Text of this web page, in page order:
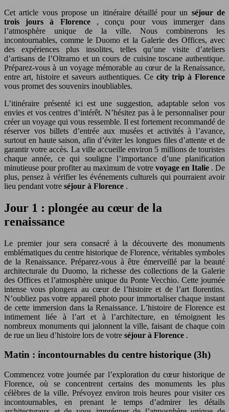
Cet article vous propose un itinéraire détaillé pour un séjour de
trois jours à Florence , conçu pour vous immerger dans
l’atmosphère unique de la ville. Nous combinerons les
incontournables, comme le Duomo et la Galerie des Offices, avec
des expériences plus insolites, telles qu’une visite d’ateliers
d’artisans de l’Oltrarno et un cours de cuisine toscane authentique.
Préparez-vous à un voyage mémorable au cœur de la Renaissance,
entre art, histoire et saveurs authentiques. Ce city trip à Florence
vous promet des souvenirs inoubliables.
L’itinéraire présenté ici est une suggestion, adaptable selon vos
envies et vos centres d’intérêt. N’hésitez pas à le personnaliser pour
créer un voyage qui vous ressemble. Il est fortement recommandé de
réserver vos billets d’entrée aux musées et activités à l’avance,
surtout en haute saison, afin d’éviter les longues files d’attente et de
garantir votre accès. La ville accueille environ 5 millions de touristes
chaque année, ce qui souligne l’importance d’une planification
minutieuse pour profiter au maximum de votre voyage en Italie . De
plus, pensez à vérifier les événements culturels qui pourraient avoir
lieu pendant votre séjour à Florence .
Jour 1 : plongée au cœur de la
renaissance
Le premier jour sera consacré à la découverte des monuments
emblématiques du centre historique de Florence, véritables symboles
de la Renaissance. Préparez-vous à être émerveillé par la beauté
architecturale du Duomo, la richesse des collections de la Galerie
des Offices et l’atmosphère unique du Ponte Vecchio. Cette journée
intense vous plongera au cœur de l’histoire et de l’art florentins.
N’oubliez pas votre appareil photo pour immortaliser chaque instant
de cette immersion dans la Renaissance. L’histoire de Florence est
intimement liée à l’art et à l’architecture, en témoignent les
nombreux monuments qui jalonnent la ville, faisant de chaque coin
de rue un lieu d’histoire lors de votre séjour à Florence .
Matin : incontournables du centre historique (3h)
Commencez votre journée par l’exploration du cœur historique de
Florence, où se concentrent certains des monuments les plus
célèbres de la ville. Prévoyez environ trois heures pour visiter ces
incontournables, en prenant le temps d’admirer les détails